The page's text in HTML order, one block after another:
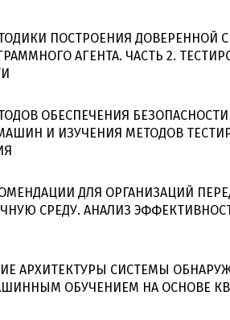
ПОСТРОЕНИЯ ДОВЕРЕННОЙ
АГЕНТА. ЧАСТЬ 2.
ОБЕСПЕЧЕНИЯ
И ИЗУЧЕНИЯ МЕТОДОВ
ДЛЯ ОРГАНИЗАЦИЙ
СРЕДУ. АНАЛИЗ
АРХИТЕКТУРЫ СИСТЕМЫ
ОБУЧЕНИЕМ НА ОСНОВЕ